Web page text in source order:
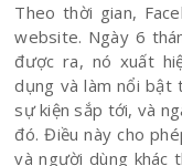
Theo thời gian,
website. Ngày 6
được ra, nó xuất
dụng và làm nổi bật
sự kiện sắp tới, và
đó. Điều này cho
và người dùng khác